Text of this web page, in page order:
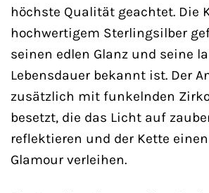
höchste Qualität geachtet. Die
hochwertigem Sterlingsilber
seinen edlen Glanz und seine
Lebensdauer bekannt ist. Der
zusätzlich mit funkelnden
besetzt, die das Licht auf
reflektieren und der Kette
Glamour verleihen.